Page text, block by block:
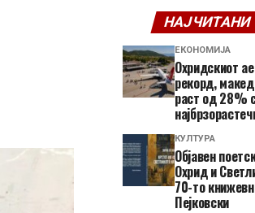
НАЈЧИТАНИ
ЕКОНОМИЈА
Охридскиот
рекорд,
раст од 28%
КУЛТУРА
Објавен
Охрид и
70-то
Пејковски